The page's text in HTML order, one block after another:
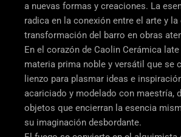
a nuevas formas y creaciones. La
radica en la conexión entre el arte y la
transformación del barro en obras
En el corazón de Caolin Cerámica
materia prima noble y versátil que se
lienzo para plasmar ideas e
acariciado y modelado con maestría,
objetos que encierran la esencia
su imaginación desbordante.